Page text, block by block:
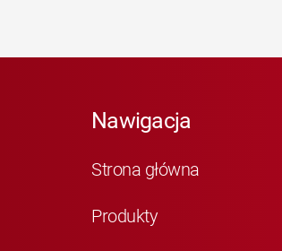
Nawigacja
Strona główna
Produkty